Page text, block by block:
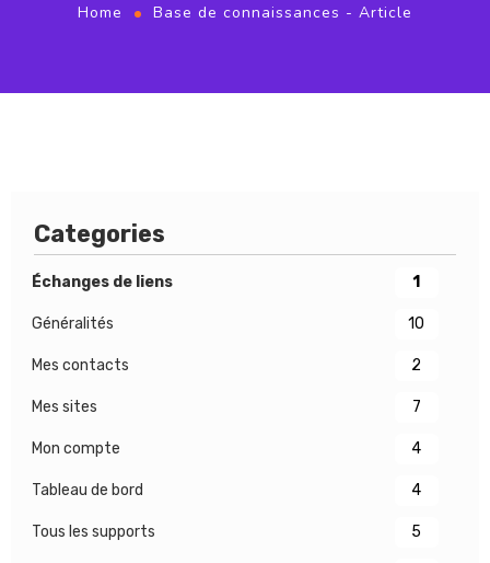
Home Base de connaissances - Article
Categories
Échanges de liens 1
Généralités 10
Mes contacts 2
Mes sites 7
Mon compte 4
Tableau de bord 4
Tous les supports 5